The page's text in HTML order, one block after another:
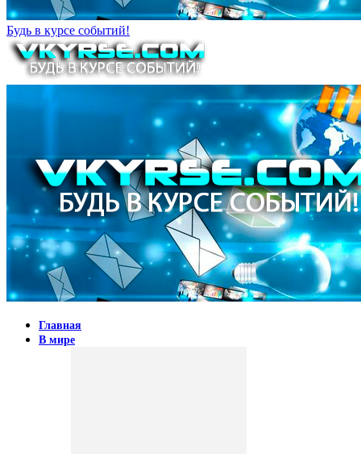
Будь в курсе событий!
Главная
В мире